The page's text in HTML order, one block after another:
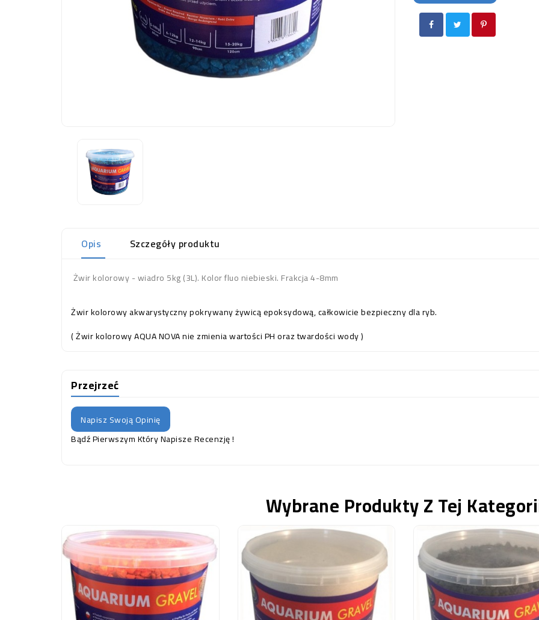
Opis Szczegóły produktu
Żwir kolorowy - wiadro 5kg (3L). Kolor fluo niebieski. Frakcja 4-8mm
Żwir kolorowy akwarystyczny pokrywany żywicą epoksydową, całkowicie bezpieczny dla ryb.
( Żwir kolorowy AQUA NOVA nie zmienia wartości PH oraz twardości wody )
Przejrzeć
Napisz Swoją Opinię
Bądź Pierwszym Który Napisze Recenzję !
Wybrane Produkty Z Tej